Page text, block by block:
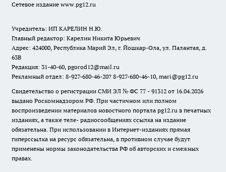
Сетевое издание www.pg12.ru
Учредитель: ИП КАРЕЛИН Н.Ю.
Главный редактор: Карелин Никита Юрьевич
Адрес: 424000, Республика Марий Эл, г. Йошкар-Ола, ул. Палантая, д.
63В
Редакция: 31-40-60, pgorod12@mail.ru
Рекламный отдел: 8-927-680-46-20? 8-927-680-46-10, mari@pg12.ru
Свидетельство о регистрации СМИ ЭЛ № ФС 77 - 91312 от 16.04.2026
выдано Роскомнадзором РФ. При частичном или полном
воспроизведении материалов новостного портала pg12.ru в печатных
изданиях, а также теле- радиосообщениях ссылка на издание
обязательна. При использовании в Интернет-изданиях прямая
гиперссылка на ресурс обязательна, в противном случае будут
применены нормы законодательства РФ об авторских и смежных
правах.